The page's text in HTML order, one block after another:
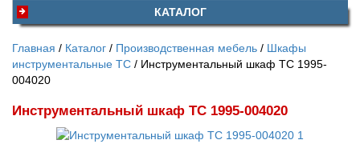
КАТАЛОГ
Главная Каталог Производственная мебель
Шкафы
инструментальные ТС
Инструментальный шкаф TC 1995-
004020
Инструментальный шкаф TC 1995-004020